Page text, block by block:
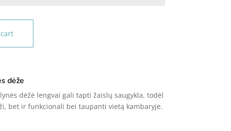
dėže
dėžė lengvai gali tapti žaislų saugykla, todėl
bet ir funkcionali bei taupanti vietą kambaryje.